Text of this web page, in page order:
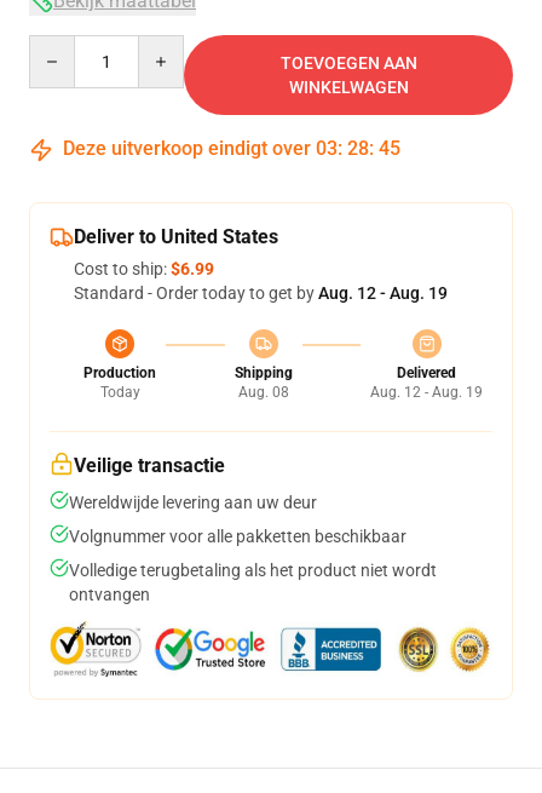
TOEVOEGEN AAN
WINKELWAGEN
Deze uitverkoop eindigt over 03: 28: 45
Deliver to United States
Cost to ship:$6.99
Standard - Order today to get byAug. 12 - Aug. 19
Production
Today
Shipping
Aug. 08
Delivered
Aug. 12 - Aug. 19
Veilige transactie
Wereldwijde levering aan uw deur
Volgnummer voor alle pakketten beschikbaar
Volledige terugbetaling als het product niet wordt
ontvangen